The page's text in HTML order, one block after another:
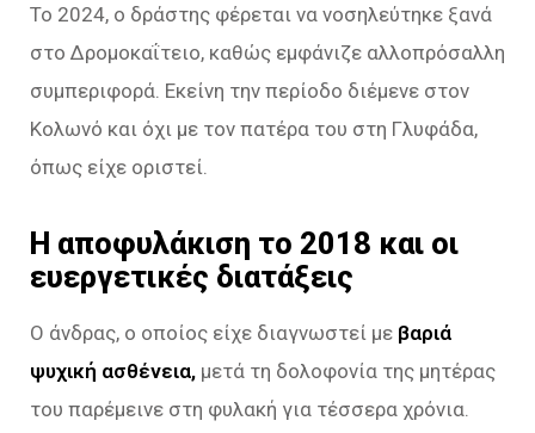
Το 2024, ο δράστης φέρεται να νοσηλεύτηκε ξανά
στο Δρομοκαΐτειο, καθώς εμφάνιζε αλλοπρόσαλλη
συμπεριφορά. Εκείνη την περίοδο διέμενε στον
Κολωνό και όχι με τον πατέρα του στη Γλυφάδα,
όπως είχε οριστεί.
Η αποφυλάκιση το 2018 και οι
ευεργετικές διατάξεις
Ο άνδρας, ο οποίος είχε διαγνωστεί με βαριά
ψυχική ασθένεια, μετά τη δολοφονία της μητέρας
του παρέμεινε στη φυλακή για τέσσερα χρόνια.